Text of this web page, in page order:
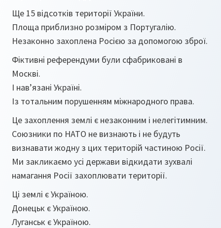
Ще 15 відсотків території України.
Площа приблизно розміром з Португалію.
Незаконно захоплена Росією за допомогою зброї.
Фіктивні референдуми були сфабриковані в
Москві.
І нав’язані Україні.
Із тотальним порушенням міжнародного права.
Це захоплення землі є незаконним і нелегітимним.
Союзники по НАТО не визнають і не будуть
визнавати жодну з цих територій частиною Росії.
Ми закликаємо усі держави відкидати зухвалі
намагання Росії захоплювати території.
Ці землі є Україною.
Донецьк є Україною.
Луганськ є Україною.